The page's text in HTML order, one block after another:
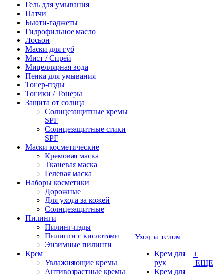
Гель для умывания
Патчи
Бьюти-гаджеты
Гидрофильное масло
Лосьон
Маски для губ
Мист / Спрей
Мицеллярная вода
Пенка для умывания
Тонер-пэды
Тоники / Тонеры
Защита от солнца
Солнцезащитные кремы
SPF
Солнцезащитные стики
SPF
Маски косметические
Кремовая маска
Тканевая маска
Гелевая маска
Наборы косметики
Дорожные
Для ухода за кожей
Солнцезащитные
Пилинги
Пилинг-пэды
Пилинги с кислотами
Энзимные пилинги
Крем
Увлажняющие кремы
Антивозрастные кремы
Уход за телом
Крем для
рук
Крем для
+
ЕЩЕ